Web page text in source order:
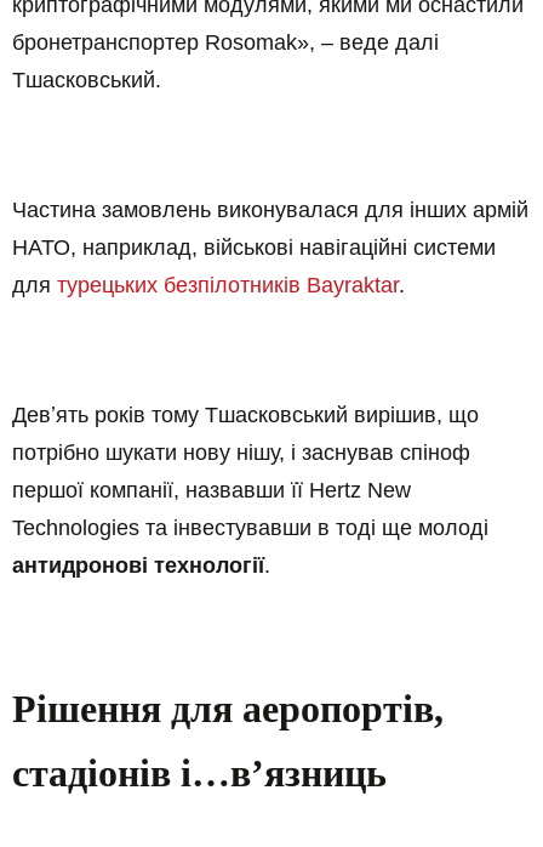
криптографічними модулями, якими ми оснастили
бронетранспортер Rosomak», – веде далі
Тшасковський.
Частина замовлень виконувалася для інших армій
НАТО, наприклад, військові навігаційні системи
для турецьких безпілотників Bayraktar.
Девʼять років тому Тшасковський вирішив, що
потрібно шукати нову нішу, і заснував спіноф
першої компанії, назвавши її Hertz New
Technologies та інвестувавши в тоді ще молоді
антидронові технології.
Рішення для аеропортів,
стадіонів і…вʼязниць